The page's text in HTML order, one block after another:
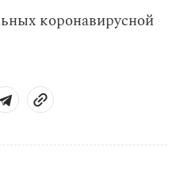
коронавирусной